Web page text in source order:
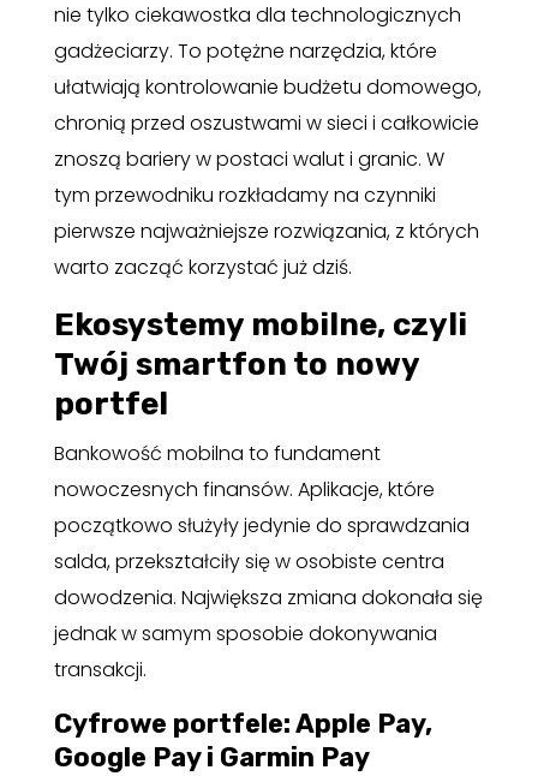
nie tylko ciekawostka dla technologicznych
gadżeciarzy. To potężne narzędzia, które
ułatwiają kontrolowanie budżetu domowego,
chronią przed oszustwami w sieci i całkowicie
znoszą bariery w postaci walut i granic. W
tym przewodniku rozkładamy na czynniki
pierwsze najważniejsze rozwiązania, z których
warto zacząć korzystać już dziś.
Ekosystemy mobilne, czyli
Twój smartfon to nowy
portfel
Bankowość mobilna to fundament
nowoczesnych finansów. Aplikacje, które
początkowo służyły jedynie do sprawdzania
salda, przekształciły się w osobiste centra
dowodzenia. Największa zmiana dokonała się
jednak w samym sposobie dokonywania
transakcji.
Cyfrowe portfele: Apple Pay,
Google Pay i Garmin Pay